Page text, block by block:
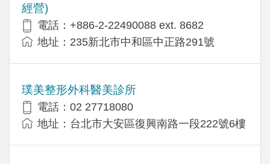
經營)
電話：+​886-2-22490088 ext. 8682
地址：​235新北市中和區中正路291號
璞美整形外科醫美診所
電話：02 27718080
地址：台北市大安區復興南路一段222號6樓